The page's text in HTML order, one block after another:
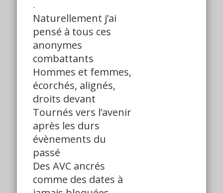
.
Naturellement j’ai
pensé à tous ces
anonymes
combattants
Hommes et femmes,
écorchés, alignés,
droits devant
Tournés vers l’avenir
après les durs
évènements du
passé
Des AVC ancrés
comme des dates à